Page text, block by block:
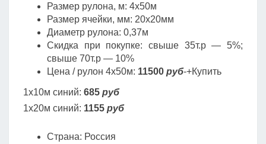
Размер рулона, м: 4х50м
Размер ячейки, мм: 20х20мм
Диаметр рулона: 0,37м
Скидка при покупке: свыше 35т.р — 5%;
свыше 70т.р — 10%
Цена / рулон 4х50м: 11500 руб-+Купить
1х10м синий: 685 руб
1х20м синий: 1155 руб
Страна: Россия